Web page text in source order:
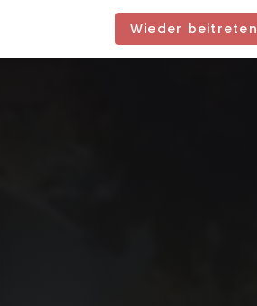
Wieder beitreten